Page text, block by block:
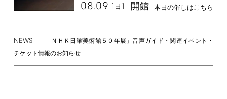
08.09 [ 日 ] 開館 本日の催しはこちら
NEWS
「ＮＨＫ日曜美術館５０年展」音声ガイド・関連イベント・
チケット情報のお知らせ